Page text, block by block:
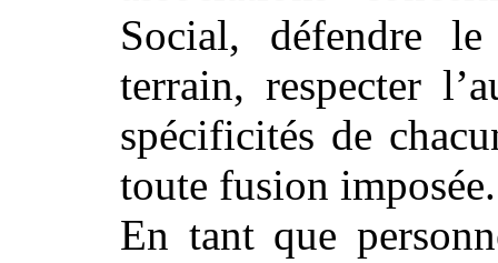
Social, défendre
terrain, respecter
spécificités de
toute fusion imposée.
En tant que